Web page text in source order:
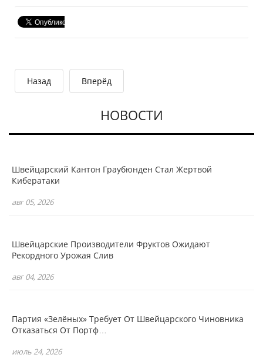
Назад Вперёд
НОВОСТИ
Швейцарский Кантон Граубюнден Стал Жертвой
Кибератаки
авг 05, 2026
Швейцарские Производители Фруктов Ожидают
Рекордного Урожая Слив
авг 04, 2026
Партия «зелёных» Требует От Швейцарского Чиновника
Отказаться От Портф…
июль 24, 2026